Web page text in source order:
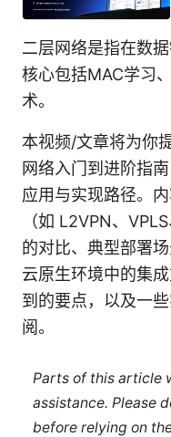
二层网络是指在数
核心包括MAC学习
术。
本视频/文章将为你
网络入门到进阶指
应用与实现路径。
（如 L2VPN、
的对比、典型部署
云原生环境中的集
到的要点，以及一
阅。
Parts of this article
assistance. Please
before relying on